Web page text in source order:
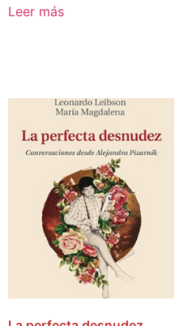
Leer más